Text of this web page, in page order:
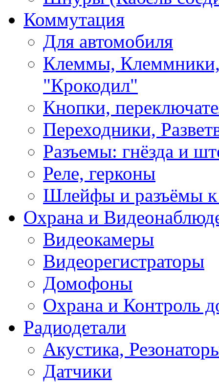
Коммутация
Для автомобиля
Клеммы,
"Крокодил"
Кнопки,
Переходники,
Разъемы: гнёзда и
Реле, герконы
Шлейфы и разъёмы
Охрана и
Видеокамеры
Видеорегистраторы
Домофоны
Охрана и Контроль
Радиодетали
Акустика,
Датчики